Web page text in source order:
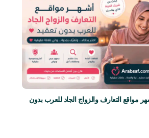
أشهر مواقع التعارف والزواج الجاد للعرب بدون